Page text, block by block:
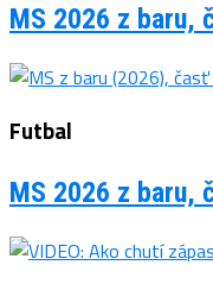
MS 2026 z baru,
Futbal
MS 2026 z baru,